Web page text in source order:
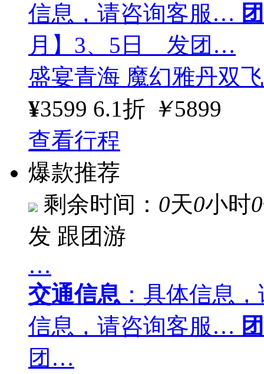
信息，请咨询客服…
月】3、5日 发团…
盛宴青海 魔幻雅丹双
¥3599 6.1折 ￥5899
查看行程
爆款推荐
剩余时间： 0天0小时0
发 跟团游
…
交通信息 ：具体信息
信息，请咨询客服…
团…